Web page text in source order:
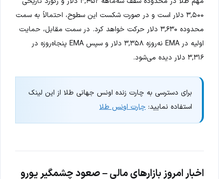
۳,۵۰۰ دلار است و در صورت شکست این سطوح، احتمالاً به سمت
محدوده ۳,۶۳۰ دلار حرکت خواهد کرد. در سمت مقابل، حمایت
اولیه در EMA نه‌روزه ۳,۳۵۸ دلار و سپس EMA پنجاه‌روزه در
۳,۳۱۶ دلار دیده می‌شود.
برای دسترسی به چارت زنده اونس جهانی طلا از این لینک
استفاده نمایید: چارت اونس طلا
اخبار امروز بازارهای مالی – صعود چشمگیر یورو